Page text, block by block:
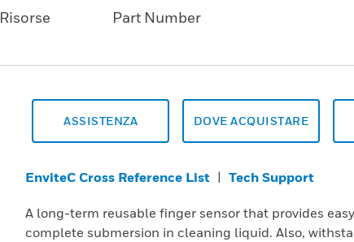
Risorse Part Number
ASSISTENZA DOVE ACQUISTARE
EnviteC Cross Reference List | Tech Support
A long-term reusable finger sensor that provides
complete submersion in cleaning liquid. Also,